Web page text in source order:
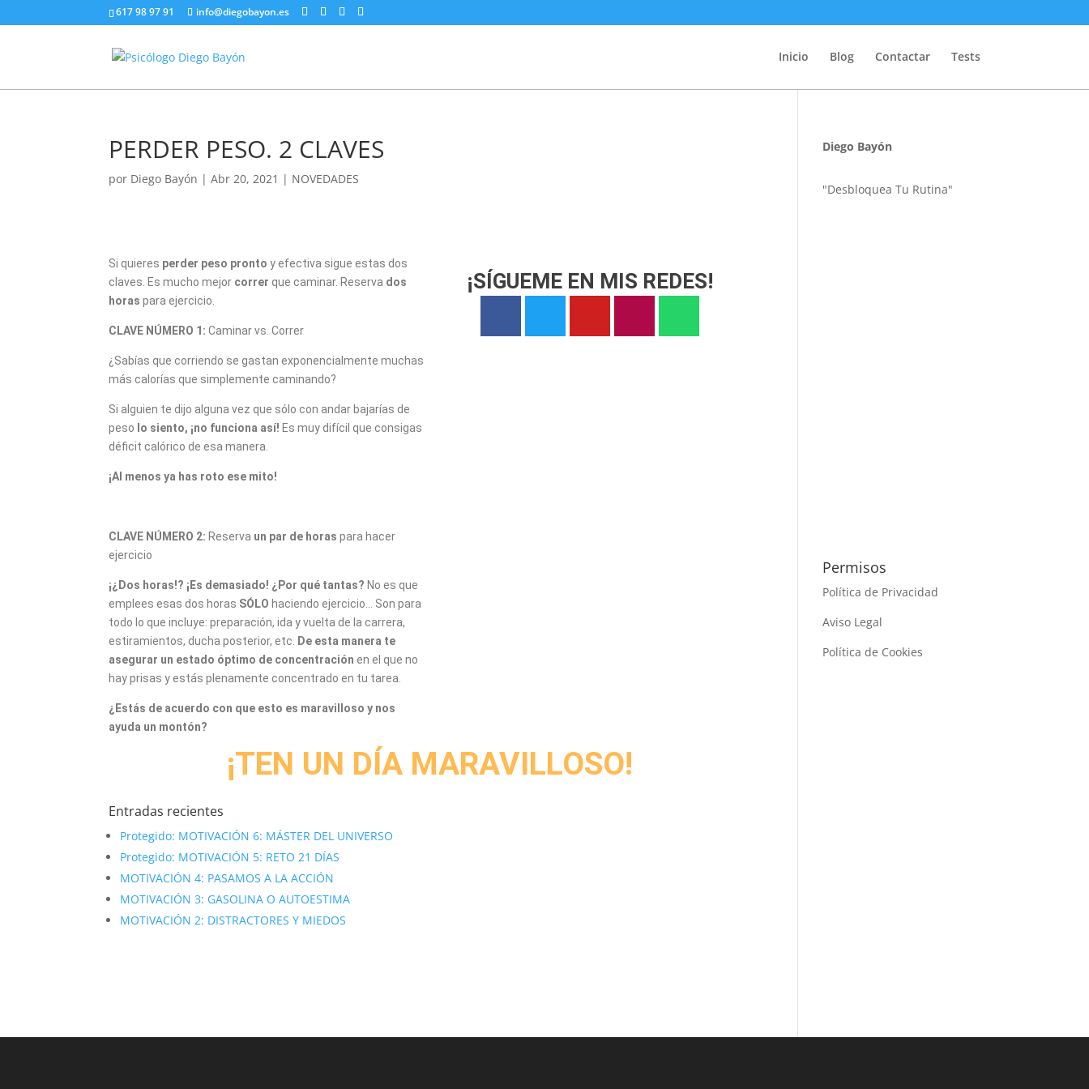
617 98 97 91 info@diegobayon.es
Inicio Blog Contactar Tests
PERDER PESO. 2 CLAVES
por Diego Bayón |Abr 20, 2021 | NOVEDADES
Si quieres perder peso pronto y efectiva sigue estas dos
claves. Es mucho mejor correr que caminar. Reserva dos
horas para ejercicio.
CLAVE NÚMERO 1: Caminar vs. Correr
¿Sabías que corriendo se gastan exponencialmente muchas
más calorías que simplemente caminando?
Si alguien te dijo alguna vez que sólo con andar bajarías de
peso lo siento, ¡no funciona así! Es muy difícil que consigas
déficit calórico de esa manera.
¡Al menos ya has roto ese mito!
CLAVE NÚMERO 2: Reserva un par de horas para hacer
ejercicio
¡¿Dos horas!? ¡Es demasiado! ¿Por qué tantas? No es que
emplees esas dos horas SÓLO haciendo ejercicio… Son para
todo lo que incluye: preparación, ida y vuelta de la carrera,
estiramientos, ducha posterior, etc.
De esta manera te
asegurar un estado óptimo de concentración en el que no
hay prisas y estás plenamente concentrado en tu tarea.
¿Estás de acuerdo con que esto es maravilloso y nos
ayuda un montón?
¡SÍGUEME EN MIS REDES!
¡TEN UN DÍA MARAVILLOSO!
Entradas recientes
Protegido: MOTIVACIÓN 6: MÁSTER DEL UNIVERSO
Protegido: MOTIVACIÓN 5: RETO 21 DÍAS
MOTIVACIÓN 4: PASAMOS A LA ACCIÓN
MOTIVACIÓN 3: GASOLINA O AUTOESTIMA
MOTIVACIÓN 2: DISTRACTORES Y MIEDOS
Diego Bayón
"Desbloquea Tu Rutina"
Permisos
Política de Privacidad
Aviso Legal
Política de Cookies